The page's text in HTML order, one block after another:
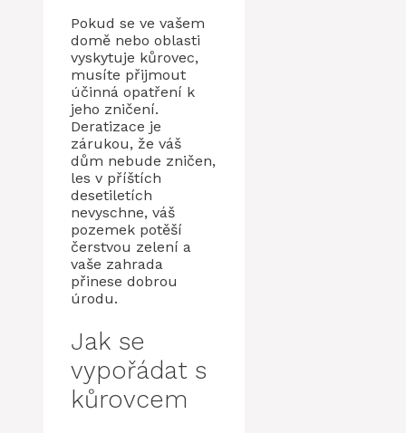
Pokud se ve vašem
domě nebo oblasti
vyskytuje kůrovec,
musíte přijmout
účinná opatření k
jeho zničení.
Deratizace je
zárukou, že váš
dům nebude zničen,
les v příštích
desetiletích
nevyschne, váš
pozemek potěší
čerstvou zelení a
vaše zahrada
přinese dobrou
úrodu.
Jak se
vypořádat s
kůrovcem